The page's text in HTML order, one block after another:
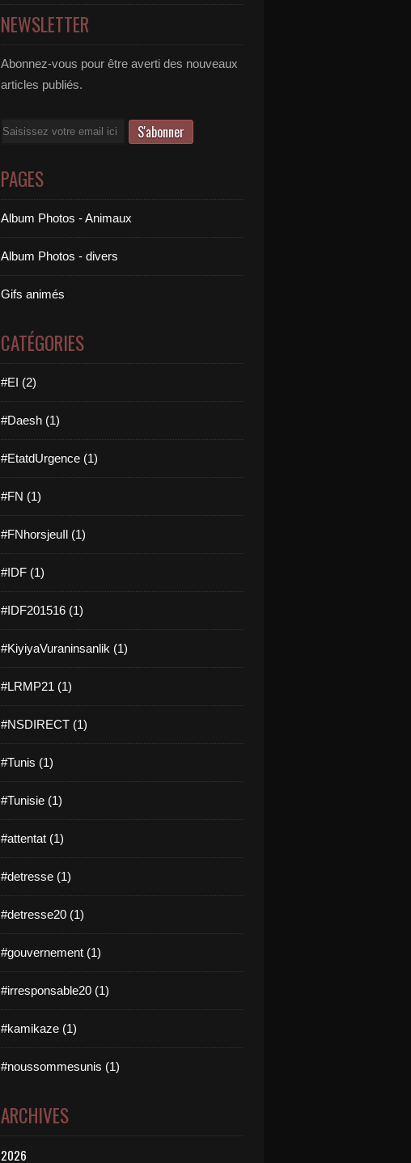
NEWSLETTER
Abonnez-vous pour être averti des nouveaux
articles publiés.
Email
PAGES
Album Photos - Animaux
Album Photos - divers
Gifs animés
CATÉGORIES
#EI (2)
#Daesh (1)
#EtatdUrgence (1)
#FN (1)
#FNhorsjeuIl (1)
#IDF (1)
#IDF201516 (1)
#KiyiyaVuraninsanlik (1)
#LRMP21 (1)
#NSDIRECT (1)
#Tunis (1)
#Tunisie (1)
#attentat (1)
#detresse (1)
#detresse20 (1)
#gouvernement (1)
#irresponsable20 (1)
#kamikaze (1)
#noussommesunis (1)
ARCHIVES
2026